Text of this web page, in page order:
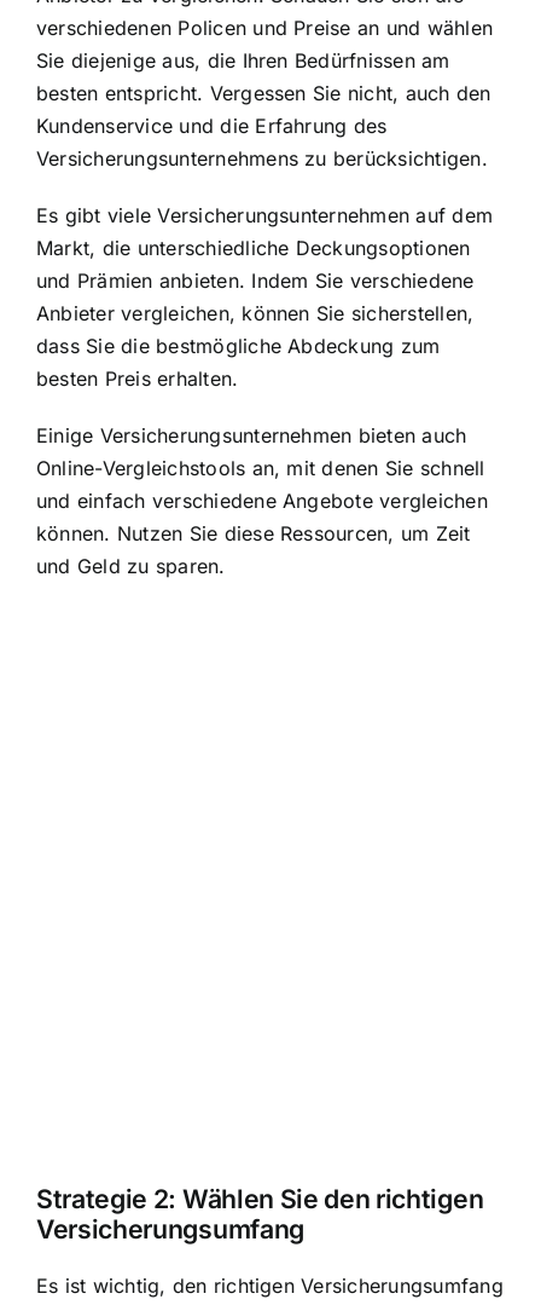
verschiedenen Policen und Preise an und wählen
Sie diejenige aus, die Ihren Bedürfnissen am
besten entspricht. Vergessen Sie nicht, auch den
Kundenservice und die Erfahrung des
Versicherungsunternehmens zu berücksichtigen.
Es gibt viele Versicherungsunternehmen auf dem
Markt, die unterschiedliche Deckungsoptionen
und Prämien anbieten. Indem Sie verschiedene
Anbieter vergleichen, können Sie sicherstellen,
dass Sie die bestmögliche Abdeckung zum
besten Preis erhalten.
Einige Versicherungsunternehmen bieten auch
Online-Vergleichstools an, mit denen Sie schnell
und einfach verschiedene Angebote vergleichen
können. Nutzen Sie diese Ressourcen, um Zeit
und Geld zu sparen.
Strategie 2: Wählen Sie den richtigen
Versicherungsumfang
Es ist wichtig, den richtigen Versicherungsumfang